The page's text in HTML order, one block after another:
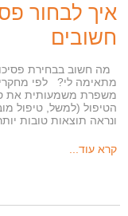
איך לבחור
חשובים
מה חשוב בבחירת
מתאימה לי? לפי
משפרת משמעותית את
הטיפול (למשל, טיפול
ונראה תוצאות טובות
קרא עוד...